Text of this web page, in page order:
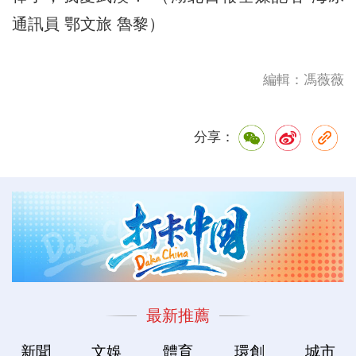
通訊員 鄂文旅 魯黎）
編輯：馮薇薇
分享：
最新推薦
新聞 文娛 體育 環創 城市